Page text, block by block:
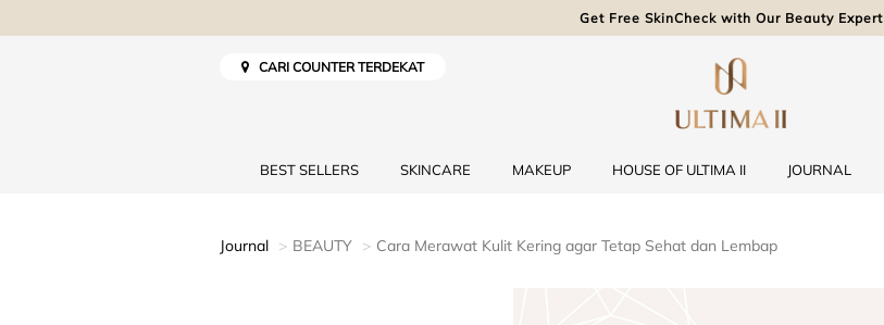
Get Free SkinCheck with Our Beauty Expert
CARI COUNTER TERDEKAT
BEST SELLERS SKINCARE MAKEUP HOUSE OF ULTIMA II JOURNAL
Journal BEAUTY Cara Merawat Kulit Kering agar Tetap Sehat dan Lembap